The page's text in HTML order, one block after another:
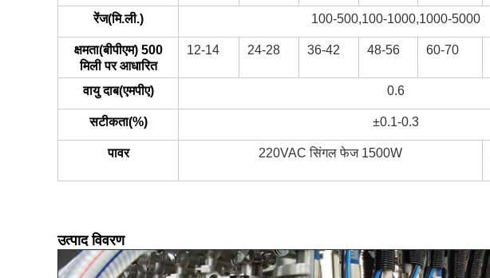
रेंज(मि.ली.) 100-500,100-1000,1000-5000
क्षमता(बीपीएम) 500
मिली पर आधारित
12-14 24-28 36-42 48-56 60-70
वायु दाब(एमपीए) 0.6
सटीकता(%) ±0.1-0.3
पावर 220VAC सिंगल फेज 1500W
उत्पाद विवरण